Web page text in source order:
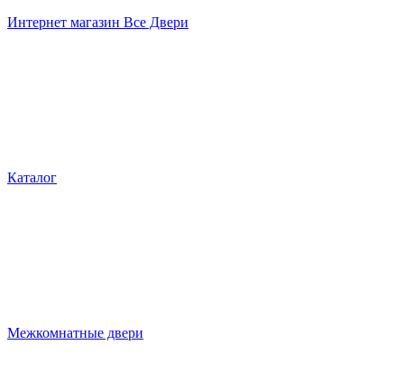
Интернет магазин Все Двери
Каталог
Межкомнатные двери